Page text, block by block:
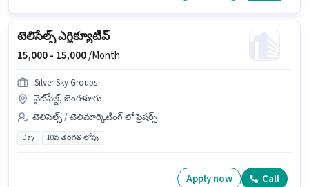
టెలిసేల్స్ ఎగ్జిక్యూటివ్
15,000 - 15,000/Month
Silver Sky Groups
వైట్‌ఫీల్డ్, బెంగళూరు
టెలిసెల్స్ / టెలిమార్కెటింగ్ లో ఫ్రెషర్స్
Day 10వ తరగతి లోపు
Apply now Call